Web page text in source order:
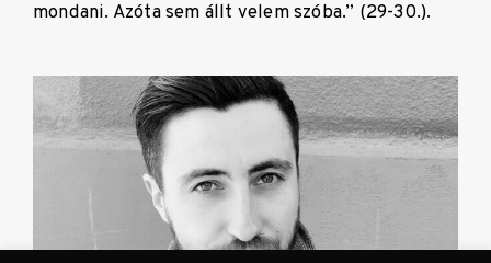
mondani. Azóta sem állt velem szóba.” (29-30.).